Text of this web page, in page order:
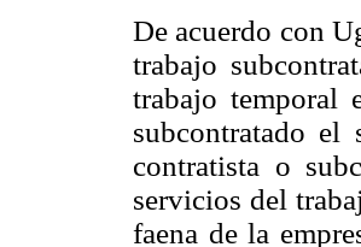
De acuerdo con
trabajo
trabajo temporal
subcontratado el
contratista o
servicios del
faena de la